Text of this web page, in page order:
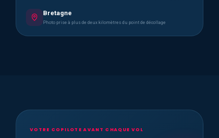
Bretagne
Photo prise à plus de deux kilomètres du point de décollage
VOTRE COPILOTE AVANT CHAQUE VOL